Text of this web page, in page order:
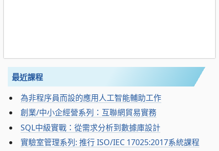
最近課程
為非程序員而設的應用人工智能輔助工作
創業/中小企經營系列：互聯網貿易實務
SQL中級實戰：從需求分析到數據庫設計
實驗室管理系列: 推行 ISO/IEC 17025:2017系統課程